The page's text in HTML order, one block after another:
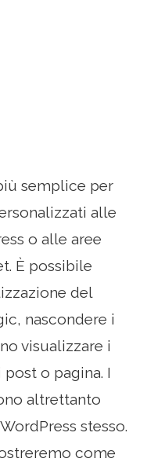
semplice per
alle
o alle aree
È possibile
del
nascondere i
visualizzare i
o pagina. I
altrettanto
stesso.
come